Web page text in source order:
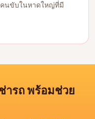
คนขับในหาดใหญ่ที่มี
ารถ พร้อมช่วย